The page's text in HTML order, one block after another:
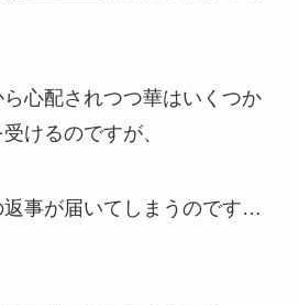
心配されつつ華はいくつか
けるのですが、
返事が届いてしまうのです…